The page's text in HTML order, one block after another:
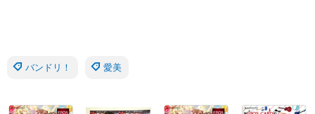
バンドリ！ 愛美